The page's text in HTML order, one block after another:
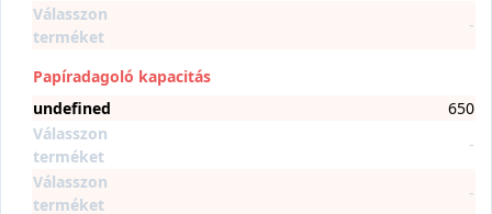
Válasszon
terméket
-
Papíradagoló kapacitás
undefined
650
Válasszon
terméket
-
Válasszon
terméket
-